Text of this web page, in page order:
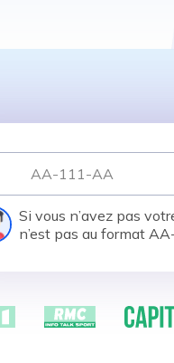
Si vous n’avez pas
n’est pas au format